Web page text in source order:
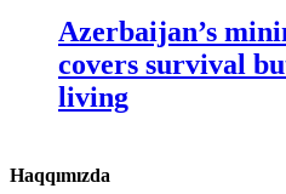
Azerbaijan’s
covers survival
living
Haqqımızda